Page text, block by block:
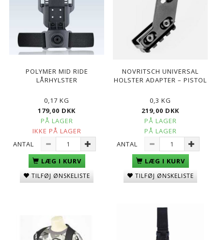
POLYMER MID RIDE
LÅRHYLSTER
0,17 KG
179,00 DKK
PÅ LAGER
IKKE PÅ LAGER
ANTAL
LÆG I KURV
TILFØJ ØNSKELISTE
NOVRITSCH UNIVERSAL
HOLSTER ADAPTER – PISTOL
0,3 KG
219,00 DKK
PÅ LAGER
PÅ LAGER
ANTAL
LÆG I KURV
TILFØJ ØNSKELISTE